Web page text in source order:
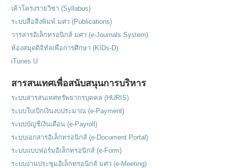
เค้าโครงรายวิชา (Syllabus)
ระบบสื่อสิ่งพิมพ์ มศว (Publications)
วารสารอิเล็กทรอนิกส์ มศว (e-Journals System)
ห้องสมุดดิจิทัลเพื่อการศึกษา (KIDs-D)
iTunes U
สารสนเทศเพื่อสนับสนุนการบริหาร
ระบบสารสนเทศทรัพยากรบุคคล (HURIS)
ระบบใบเบิกเงินงบประมาณ (e-Payment)
ระบบบัญชีเงินเดือน (e-Payroll)
ระบบเอกสารอิเล็กทรอนิกส์ (e-Document Portal)
ระบบแบบฟอร์มอิเล็กทรอนิกส์ (e-Form)
ระบบงานประชุมอิเล็กทรอนิกส์ มศว (e-Meeting)